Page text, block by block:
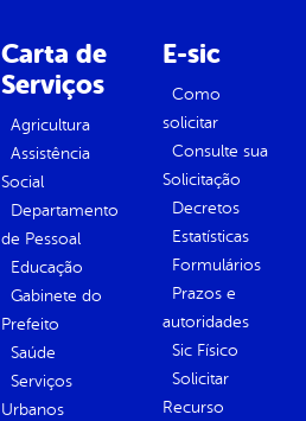
Carta de
Serviços
Agricultura
Assistência
Social
Departamento
de Pessoal
Educação
Gabinete do
Prefeito
Saúde
Serviços
Urbanos
E-sic
Como
solicitar
Consulte sua
Solicitação
Decretos
Estatísticas
Formulários
Prazos e
autoridades
Sic Físico
Solicitar
Recurso